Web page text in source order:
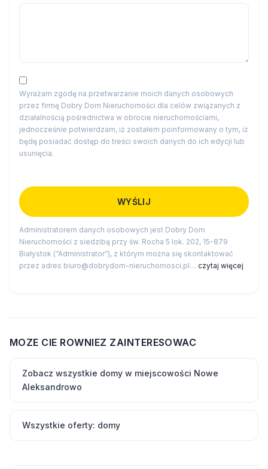
Wyrażam zgodę na przetwarzanie moich danych osobowych
przez firmę Dobry Dom Nieruchomości dla celów związanych z
działalnością pośrednictwa w obrocie nieruchomościami,
jednocześnie potwierdzam, iż zostałem poinformowany o tym, iż
będę posiadać dostęp do treści swoich danych do ich edycji lub
usunięcia.
Administratorem danych osobowych jest Dobry Dom
Nieruchomości z siedzibą przy św. Rocha 5 lok. 202, 15-879
Białystok (“Administrator”), z którym można się skontaktować
przez adres biuro@dobrydom-nieruchomosci.pl… czytaj więcej
MOZE CIE ROWNIEZ ZAINTERESOWAC
Zobacz wszystkie domy w miejscowości Nowe
Aleksandrowo
Wszystkie oferty: domy